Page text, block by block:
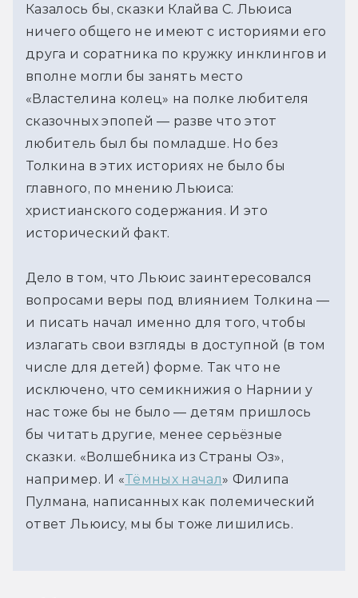
Казалось бы, сказки Клайва С. Льюиса
ничего общего не имеют с историями его
друга и соратника по кружку инклингов и
вполне могли бы занять место
«Властелина колец» на полке любителя
сказочных эпопей — разве что этот
любитель был бы помладше. Но без
Толкина в этих историях не было бы
главного, по мнению Льюиса:
христианского содержания. И это
исторический факт.
Дело в том, что Льюис заинтересовался
вопросами веры под влиянием Толкина —
и писать начал именно для того, чтобы
излагать свои взгляды в доступной (в том
числе для детей) форме. Так что не
исключено, что семикнижия о Нарнии у
нас тоже бы не было — детям пришлось
бы читать другие, менее серьёзные
сказки. «Волшебника из Страны Оз»,
например. И «Тёмных начал» Филипа
Пулмана, написанных как полемический
ответ Льюису, мы бы тоже лишились.